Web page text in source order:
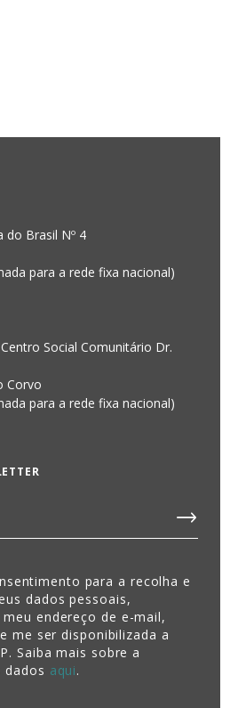
do Brasil Nº 4
para a rede fixa nacional)
Social Comunitário Dr.
Corvo
para a rede fixa nacional)
para a recolha e
dados pessoais,
endereço de e-mail,
me ser disponibilizada a
Saiba mais sobre a
dados aqui.